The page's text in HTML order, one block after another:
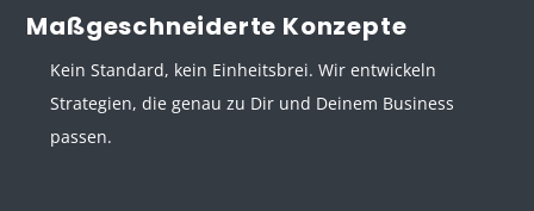
Maßgeschneiderte Konzepte
Kein Standard, kein Einheitsbrei. Wir entwickeln
Strategien, die genau zu Dir und Deinem Business
passen.